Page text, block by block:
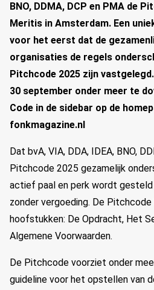
BNO, DDMA, DCP en PMA de
Meritis in Amsterdam. Een
voor het eerst dat de
organisaties de regels
Pitchcode 2025 zijn
30 september onder meer te
Code in de sidebar op de
fonkmagazine.nl
Dat bvA, VIA, DDA, IDEA, BNO,
Pitchcode 2025 gezamelijk
actief paal en perk wordt gesteld
zonder vergoeding. De
hoofstukken: De Opdracht, Het
Algemene Voorwaarden.
De Pitchcode voorziet onder
guideline voor het opstellen van